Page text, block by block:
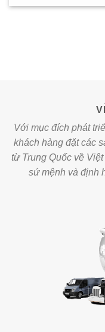
Với mục đích phát
khách hàng đặt các
từ Trung Quốc về
sứ mệnh và định